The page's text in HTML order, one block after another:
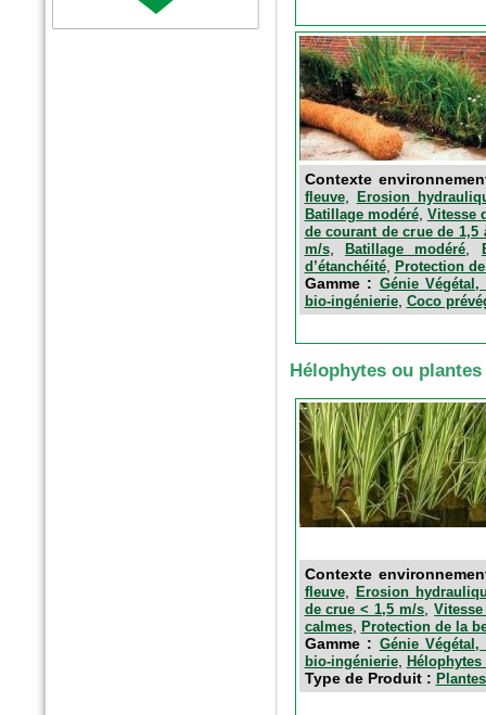
Contexte
fleuve,
Erosion
Batillage modéré, Vitesse
de courant de crue de 1,5
m/s, Batillage modéré
d’étanchéité, Protection
Gamme : Génie
bio-ingénierie, Coco
Hélophytes ou
Contexte
fleuve, Erosion
de crue < 1,5 m/s,
calmes, Protection de la
Gamme : Génie
bio-ingénierie,
Type de Produit :